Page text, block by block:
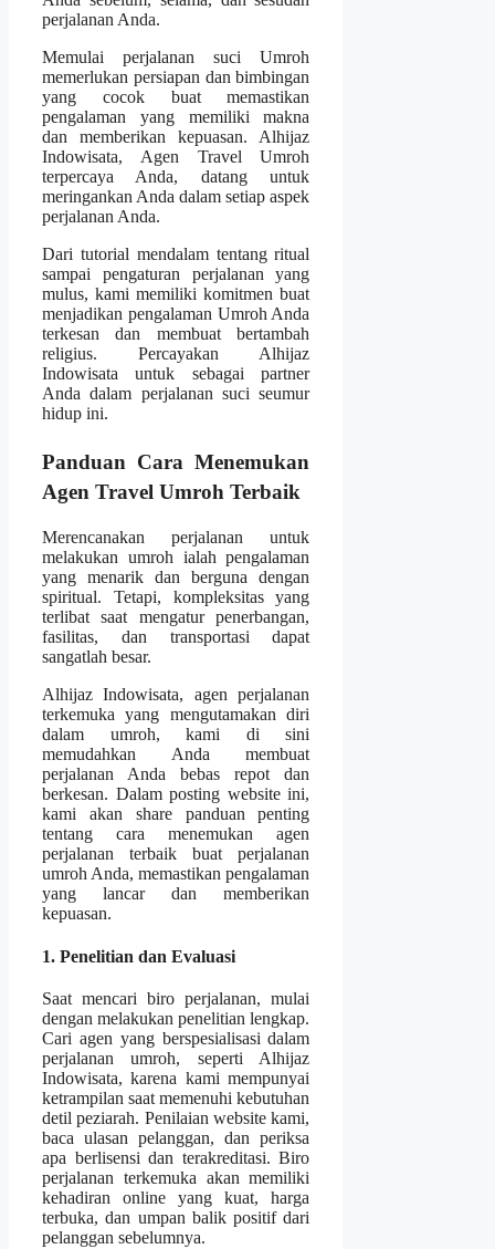
perjalanan Anda.
Memulai perjalanan suci Umroh
memerlukan persiapan dan bimbingan
yang cocok buat memastikan
pengalaman yang memiliki makna
dan memberikan kepuasan. Alhijaz
Indowisata, Agen Travel Umroh
terpercaya Anda, datang untuk
meringankan Anda dalam setiap aspek
perjalanan Anda.
Dari tutorial mendalam tentang ritual
sampai pengaturan perjalanan yang
mulus, kami memiliki komitmen buat
menjadikan pengalaman Umroh Anda
terkesan dan membuat bertambah
religius. Percayakan Alhijaz
Indowisata untuk sebagai partner
Anda dalam perjalanan suci seumur
hidup ini.
Panduan Cara Menemukan
Agen Travel Umroh Terbaik
Merencanakan perjalanan untuk
melakukan umroh ialah pengalaman
yang menarik dan berguna dengan
spiritual. Tetapi, kompleksitas yang
terlibat saat mengatur penerbangan,
fasilitas, dan transportasi dapat
sangatlah besar.
Alhijaz Indowisata, agen perjalanan
terkemuka yang mengutamakan diri
dalam umroh, kami di sini
memudahkan Anda membuat
perjalanan Anda bebas repot dan
berkesan. Dalam posting website ini,
kami akan share panduan penting
tentang cara menemukan agen
perjalanan terbaik buat perjalanan
umroh Anda, memastikan pengalaman
yang lancar dan memberikan
kepuasan.
1. Penelitian dan Evaluasi
Saat mencari biro perjalanan, mulai
dengan melakukan penelitian lengkap.
Cari agen yang berspesialisasi dalam
perjalanan umroh, seperti Alhijaz
Indowisata, karena kami mempunyai
ketrampilan saat memenuhi kebutuhan
detil peziarah. Penilaian website kami,
baca ulasan pelanggan, dan periksa
apa berlisensi dan terakreditasi. Biro
perjalanan terkemuka akan memiliki
kehadiran online yang kuat, harga
terbuka, dan umpan balik positif dari
pelanggan sebelumnya.